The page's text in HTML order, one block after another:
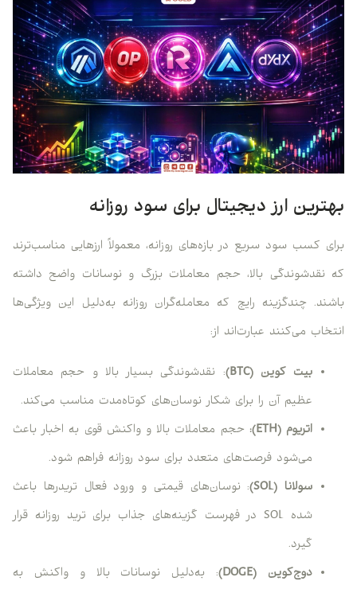
بهترین ارز دیجیتال برای سود روزانه
برای کسب سود سریع در بازه‌های روزانه، معمولاً ارزهایی مناسب‌ترند
که نقدشوندگی بالا، حجم معاملات بزرگ و نوسانات واضح داشته
باشند. چندگزینه رایج که معامله‌گران روزانه به‌دلیل این ویژگی‌ها
انتخاب می‌کنند عبارت‌اند از:
بیت کوین (BTC)
: نقدشوندگی بسیار بالا و حجم معاملات
عظیم آن را برای شکار نوسان‌های کوتاه‌مدت مناسب می‌کند.
اتریوم (ETH):
حجم معاملات بالا و واکنش قوی به اخبار باعث
می‌شود فرصت‌های متعدد برای سود روزانه فراهم شود.
سولانا (SOL)
: نوسان‌های قیمتی و ورود فعال تریدرها باعث
شده SOL در فهرست گزینه‌های جذاب برای ترید روزانه قرار
گیرد.
دوج‌کوین (DOGE)
: به‌دلیل نوسانات بالا و واکنش به